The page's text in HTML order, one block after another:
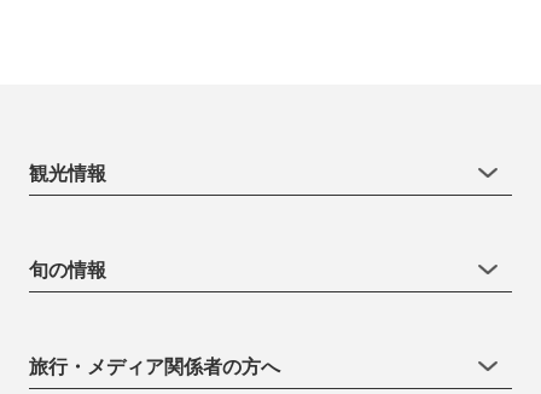
観光情報
旬の情報
旅行・メディア関係者の方へ